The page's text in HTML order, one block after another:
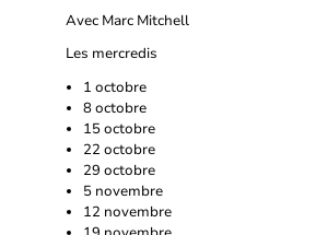
Avec Marc Mitchell
Les mercredis
1 octobre
8 octobre
15 octobre
22 octobre
29 octobre
5 novembre
12 novembre